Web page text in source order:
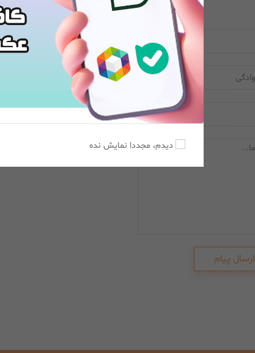
ارسال پیام
شماره تماس :
شماره موبایل :
دیدم، مجددا نمایش نده